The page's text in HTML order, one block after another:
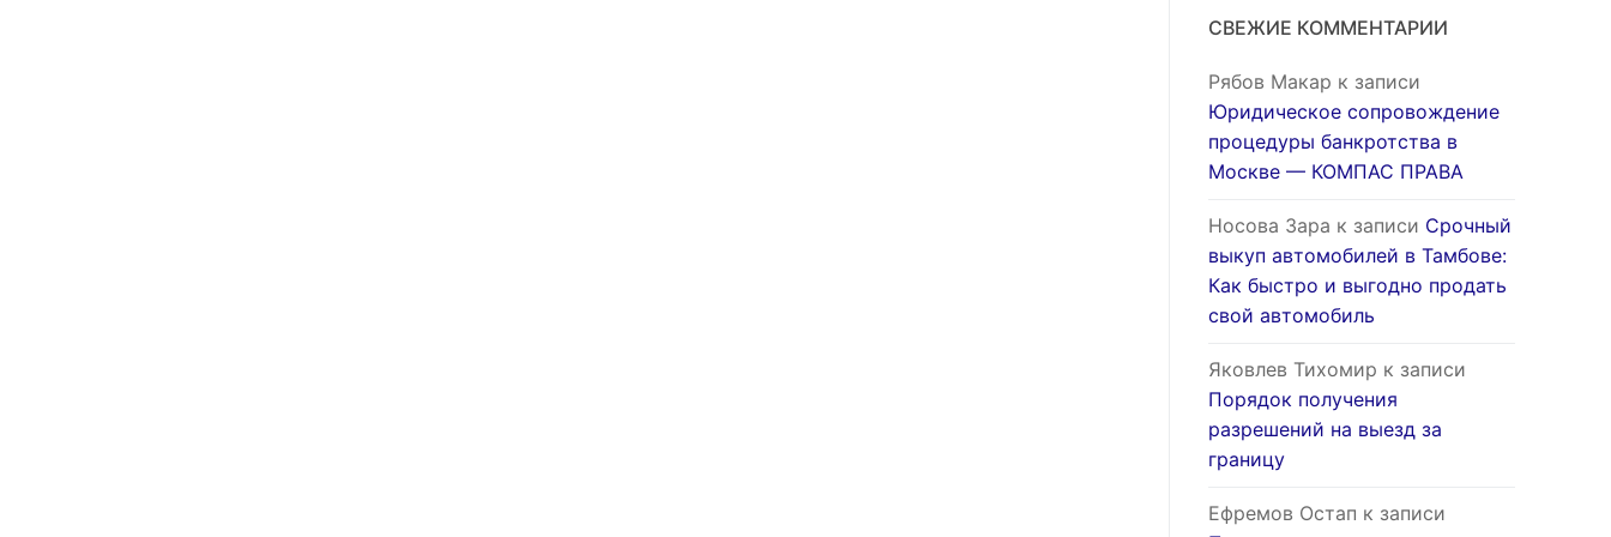
СВЕЖИЕ КОММЕНТАРИИ
Рябов Макар к записи
Юридическое сопровождение
процедуры банкротства в
Москве — КОМПАС ПРАВА
Носова Зара к записи Срочный
выкуп автомобилей в Тамбове:
Как быстро и выгодно продать
свой автомобиль
Яковлев Тихомир к записи
Порядок получения
разрешений на выезд за
границу
Ефремов Остап к записи